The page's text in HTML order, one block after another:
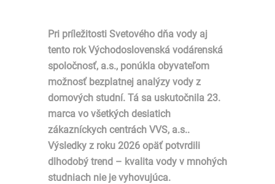
Pri príležitosti Svetového dňa vody aj
tento rok Východoslovenská vodárenská
spoločnosť, a.s., ponúkla obyvateľom
možnosť bezplatnej analýzy vody z
domových studní. Tá sa uskutočnila 23.
marca vo všetkých desiatich
zákazníckych centrách VVS, a.s..
Výsledky z roku 2026 opäť potvrdili
dlhodobý trend – kvalita vody v mnohých
studniach nie je vyhovujúca.